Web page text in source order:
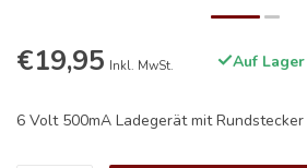
€19,95 Inkl. MwSt. Auf
6 Volt 500mA Ladegerät mit Rundstecker